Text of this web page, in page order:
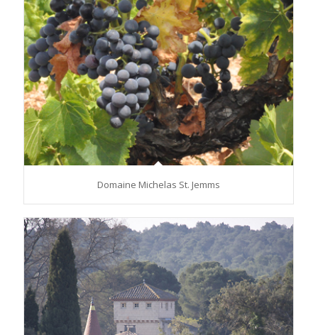
Domaine Michelas St. Jemms